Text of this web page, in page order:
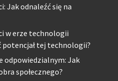
Jak odnaleźć się na
w erze technologii
potencjał tej technologii?
odpowiedzialnym: Jak
społecznego?